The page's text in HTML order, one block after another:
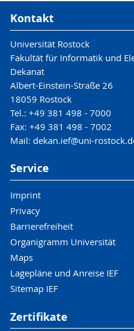
Kontakt
Universität Rostock
Fakultät für Informatik und
Dekanat
Albert-Einstein-Straße 26
18059 Rostock
Tel.: +49 381 498 - 7000
Fax: +49 381 498 - 7002
Mail: dekan.ief@uni-
Service
Imprint
Privacy
Barrierefreiheit
Organigramm Universität
Maps
Lagepläne und Anreise IEF
Sitemap IEF
Zertifikate